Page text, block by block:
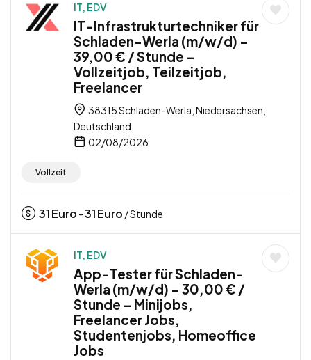
IT, EDV
IT-Infrastrukturtechniker für
Schladen-Werla (m/w/d) –
39,00 € / Stunde –
Vollzeitjob, Teilzeitjob,
Freelancer
38315 Schladen-Werla, Niedersachsen,
Deutschland
02/08/2026
Vollzeit
31Euro -31Euro / Stunde
IT, EDV
App-Tester für Schladen-
Werla (m/w/d) – 30,00 € /
Stunde – Minijobs,
Freelancer Jobs,
Studentenjobs, Homeoffice
Jobs